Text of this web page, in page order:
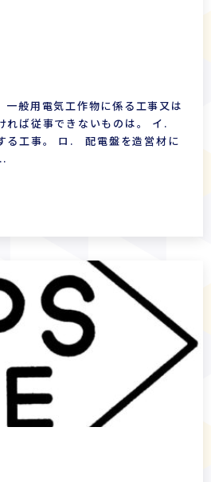
一般用電気工作物に係る工事又は
れば従事できないものは。 イ.
る工事。 ロ. 配電盤を造営材に